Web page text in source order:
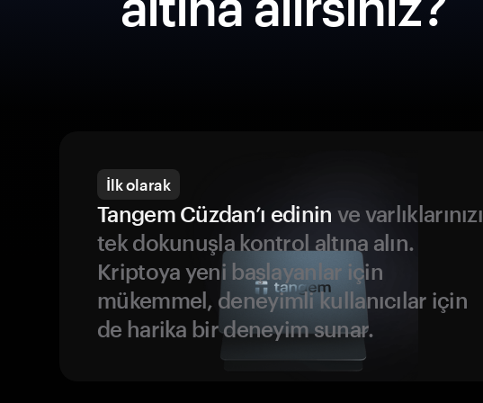
İlk olarak
Tangem Cüzdan’ı edinin ve varlıklarınızı
tek dokunuşla kontrol altına alın.
Kriptoya yeni başlayanlar için
mükemmel, deneyimli kullanıcılar için
de harika bir deneyim sunar.